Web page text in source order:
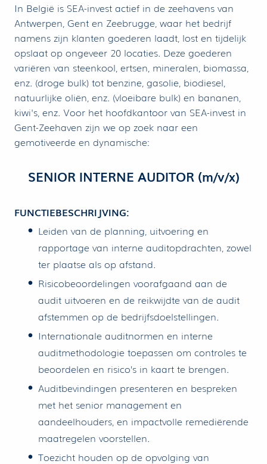
In België is SEA-invest actief in de zeehavens van
Antwerpen, Gent en Zeebrugge, waar het bedrijf
namens zijn klanten goederen laadt, lost en tijdelijk
opslaat op ongeveer 20 locaties. Deze goederen
variëren van steenkool, ertsen, mineralen, biomassa,
enz. (droge bulk) tot benzine, gasolie, biodiesel,
natuurlijke oliën, enz. (vloeibare bulk) en bananen,
kiwi's, enz. Voor het hoofdkantoor van SEA-invest in
Gent-Zeehaven zijn we op zoek naar een
gemotiveerde en dynamische:
SENIOR INTERNE AUDITOR (m/v/x)
FUNCTIEBESCHRIJVING:
Leiden van de planning, uitvoering en
rapportage van interne auditopdrachten, zowel
ter plaatse als op afstand.
Risicobeoordelingen voorafgaand aan de
audit uitvoeren en de reikwijdte van de audit
afstemmen op de bedrijfsdoelstellingen.
Internationale auditnormen en interne
auditmethodologie toepassen om controles te
beoordelen en risico’s in kaart te brengen.
Auditbevindingen presenteren en bespreken
met het senior management en
aandeelhouders, en impactvolle remediërende
maatregelen voorstellen.
Toezicht houden op de opvolging van